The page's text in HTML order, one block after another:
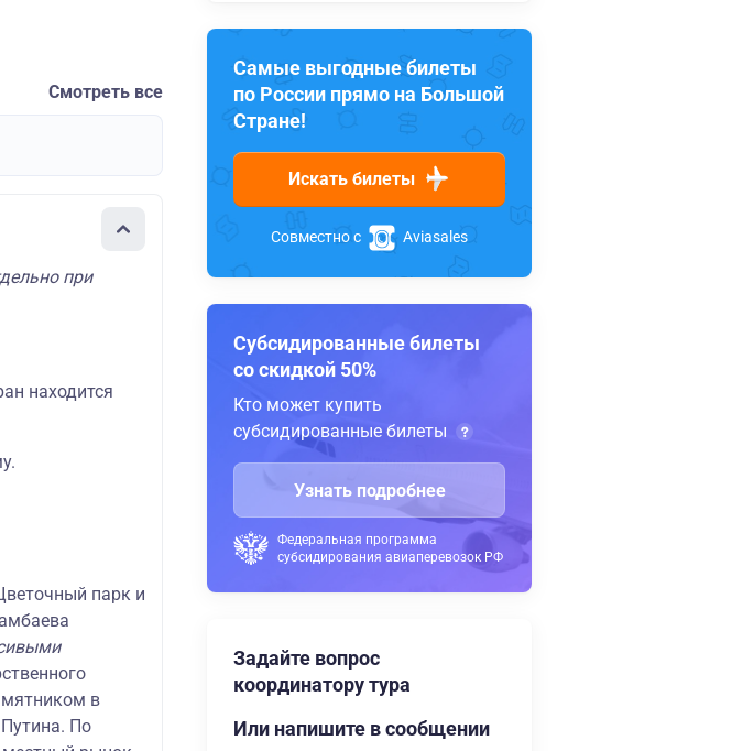
Смотреть все
при
находится
парк и
в
По
Самые выгодные билеты
по России прямо на Большой
Стране!
Искать билеты
Совместно с Aviasales
Субсидированные билеты
со скидкой 50%
Кто может купить
субсидированные билеты
Узнать подробнее
Федеральная программа
субсидирования авиаперевозок РФ
Задайте вопрос
координатору тура
Или напишите в сообщении